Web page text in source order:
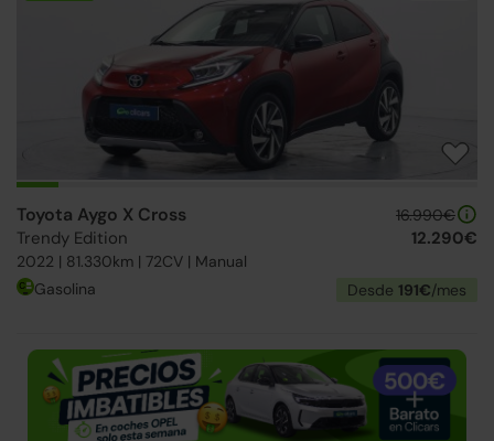
Toyota Aygo X Cross
Trendy Edition
2022 | 81.330km | 72CV | Manual
16.990€
12.290€
Gasolina Desde 191€/mes